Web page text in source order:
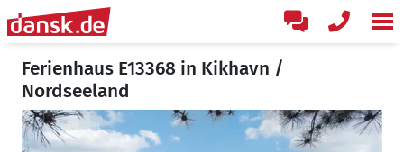
Ferienhaus E13368 in Kikhavn /
Nordseeland